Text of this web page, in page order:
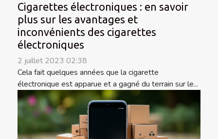
Cigarettes électroniques : en savoir
plus sur les avantages et
inconvénients des cigarettes
électroniques
2 juillet 2023 02:38
Cela fait quelques années que la cigarette
électronique est apparue et a gagné du terrain sur le...